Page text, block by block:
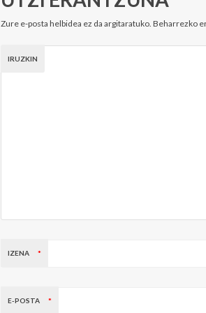
Zure e-posta helbidea ez da argitaratuko. Beharrezko
IRUZKIN
IZENA *
E-POSTA *